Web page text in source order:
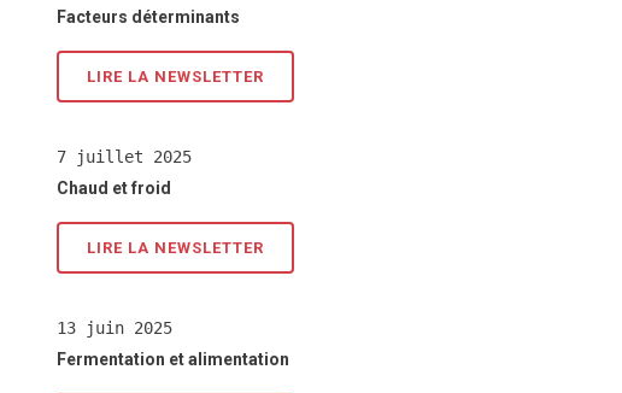
Facteurs déterminants
LIRE LA NEWSLETTER
7 juillet 2025
Chaud et froid
LIRE LA NEWSLETTER
13 juin 2025
Fermentation et alimentation